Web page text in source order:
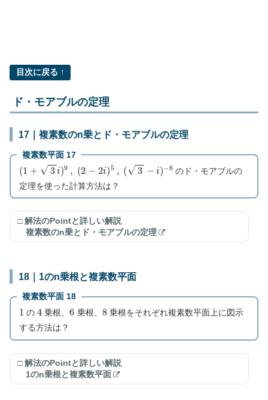
目次に戻る ↑
ド・モアブルの定理
17｜複素数のn乗とド・モアブルの定理
複素数平面 17
(1 9 , (2 i) 5 , ( −i)
のド・モアブルの
定理を使った計算方法は？
□ 解法のPointと詳しい解説
複素数のn乗とド・モアブルの定理
18｜1のn乗根と複素数平面
複素数平面 18
1 の 4 乗根、6 乗根、 8乗根をそれぞれ複素数平面上に図示
する方法は？
□ 解法のPointと詳しい解説
1のn乗根と複素数平面